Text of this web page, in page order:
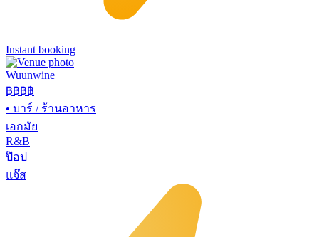
Instant booking
Wuunwine
฿฿฿฿
• บาร์ / ร้านอาหาร
เอกมัย
R&B
ป๊อป
แจ๊ส